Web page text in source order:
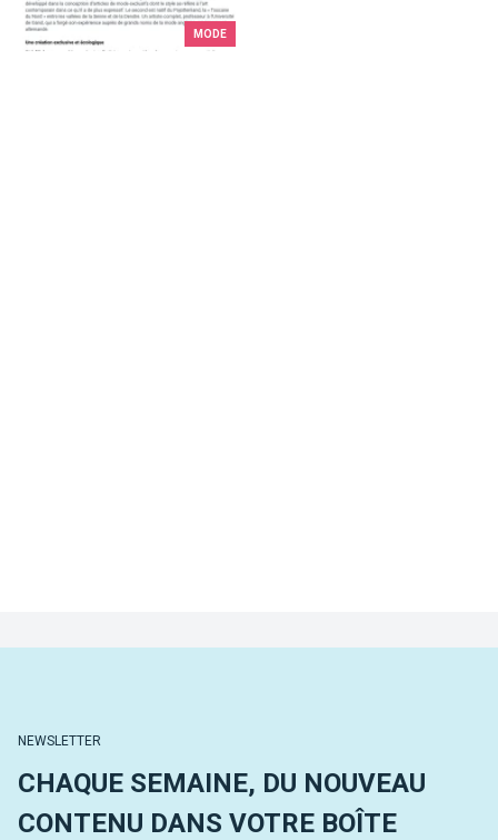
MODE
NEWSLETTER
CHAQUE SEMAINE, DU NOUVEAU
CONTENU DANS VOTRE BOÎTE